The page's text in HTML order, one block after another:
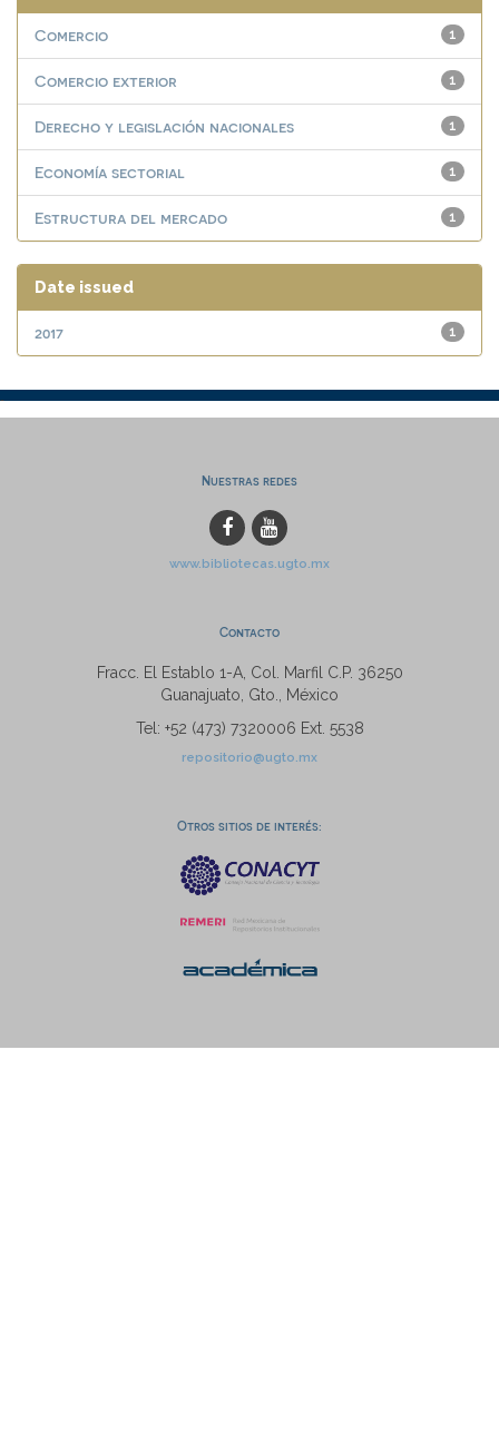
1
Comercio
1
Comercio exterior
1
Derecho y legislación nacionales
1
Economía sectorial
1
Estructura del mercado
Date issued
1
2017
Nuestras redes
www.bibliotecas.ugto.mx
Contacto
Fracc. El Establo 1-A, Col. Marfil C.P. 36250
Guanajuato, Gto., México
Tel: +52 (473) 7320006 Ext. 5538
repositorio@ugto.mx
Otros sitios de interés: